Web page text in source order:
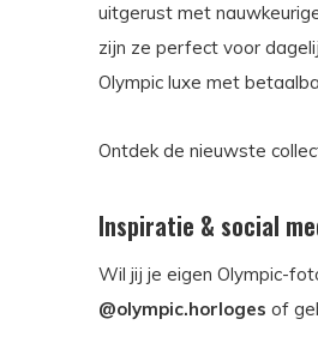
uitgerust met
zijn ze perfect voor
Olympic luxe met
Ontdek de nieuwste
Inspiratie & social
Wil jij je eigen Olympic-
@olympic.horloges of